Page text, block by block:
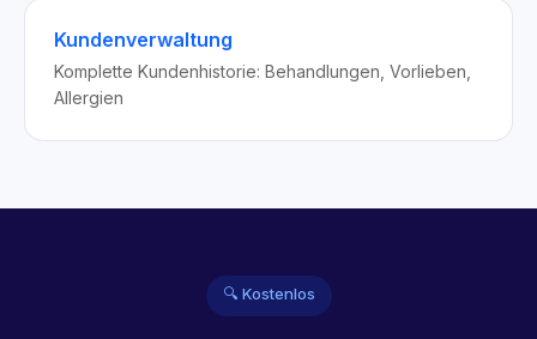
Kundenverwaltung
Komplette Kundenhistorie: Behandlungen, Vorlieben,
Allergien
🔍 Kostenlos